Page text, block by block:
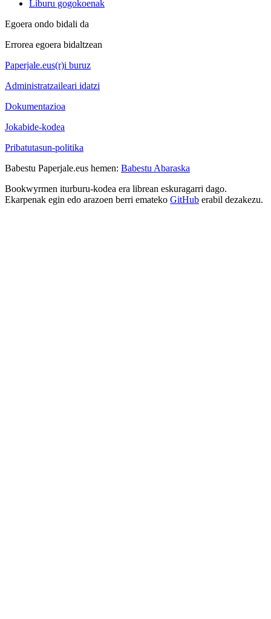
Liburu gogokoenak
Egoera ondo bidali da
Errorea egoera bidaltzean
Paperjale.eus(r)i buruz
Administratzaileari idatzi
Dokumentazioa
Jokabide-kodea
Pribatutasun-politika
Babestu Paperjale.eus hemen: Babestu Abaraska
Bookwyrmen iturburu-kodea era librean eskuragarri dago.
Ekarpenak egin edo arazoen berri emateko GitHub erabil dezakezu.